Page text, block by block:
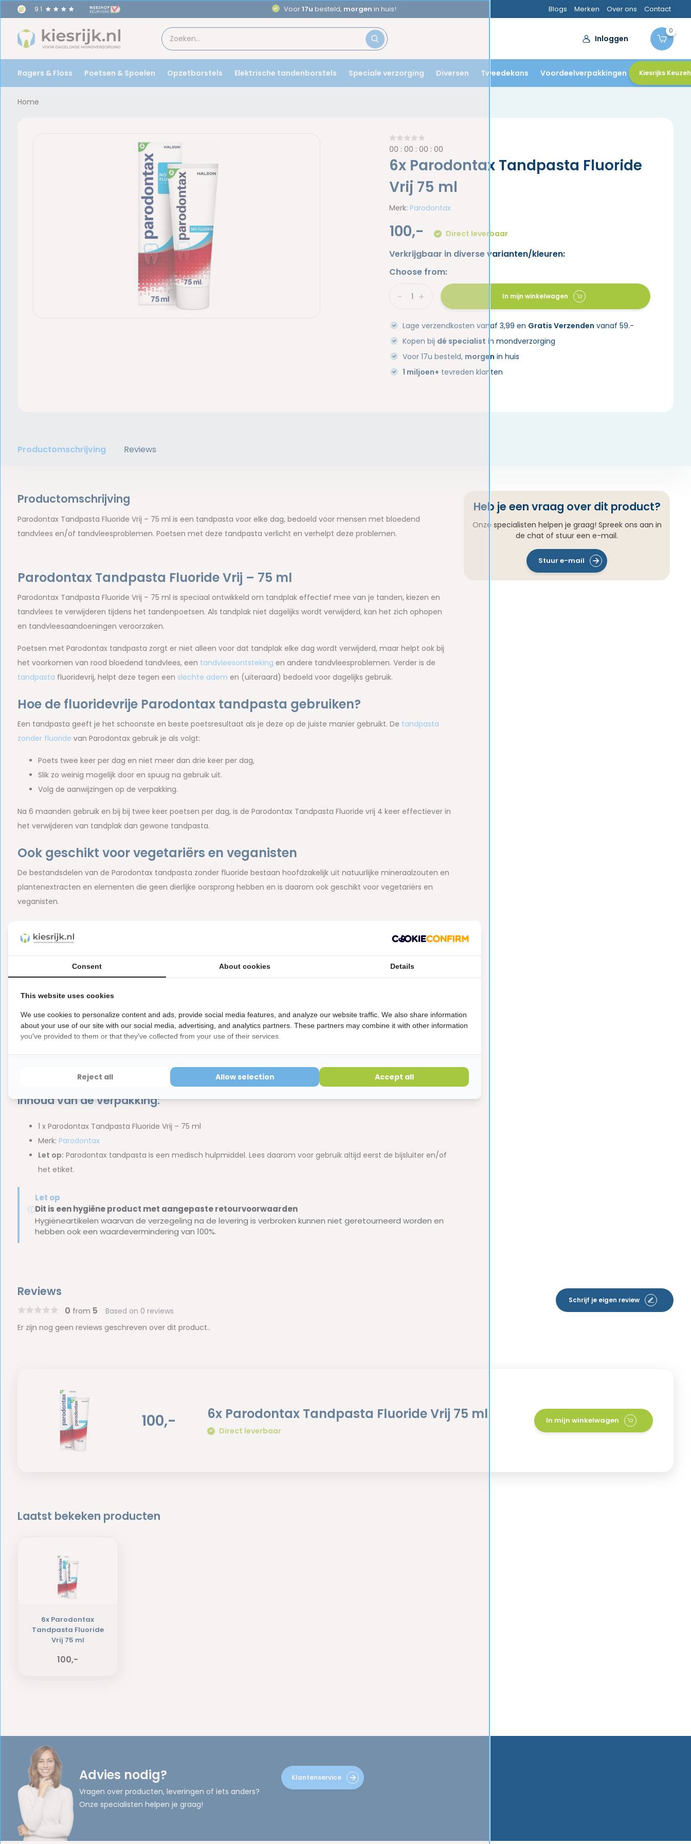
9.1 Voor17u besteld, morgen in huis! Blogs Merken Over ons Contact
Inloggen
0
Ragers & Floss Poetsen & Spoelen Opzetborstels Elektrische tandenborstels Speciale verzorging Diversen Tweedekans Voordeelverpakkingen Kiesrijks
Home
00 :00 :00 :00
6x Parodontax Tandpasta Fluoride
Vrij 75 ml
Merk: Parodontax
100,- Direct leverbaar
Verkrijgbaar in diverse varianten/kleuren:
Choose from:
+
- In mijn winkelwagen
Lage verzendkosten vanaf 3,99 en Gratis Verzenden vanaf 59.-
Kopen bij dé specialist in mondverzorging
Voor 17u besteld, morgen in huis
1 miljoen+ tevreden klanten
Productomschrijving Reviews
Productomschrijving
Parodontax Tandpasta Fluoride Vrij – 75 ml is een tandpasta voor elke dag, bedoeld voor mensen met bloedend
tandvlees en/of tandvleesproblemen. Poetsen met deze tandpasta verlicht en verhelpt deze problemen.
Parodontax Tandpasta Fluoride Vrij – 75 ml
Parodontax Tandpasta Fluoride Vrij – 75 ml is speciaal ontwikkeld om tandplak effectief mee van je tanden, kiezen en
tandvlees te verwijderen tijdens het tandenpoetsen. Als tandplak niet dagelijks wordt verwijderd, kan het zich ophopen
en tandvleesaandoeningen veroorzaken.
Poetsen met Parodontax tandpasta zorgt er niet alleen voor dat tandplak elke dag wordt verwijderd, maar helpt ook bij
het voorkomen van rood bloedend tandvlees, een tandvleesontsteking en andere tandvleesproblemen. Verder is de
tandpasta fluoridevrij, helpt deze tegen een slechte adem en (uiteraard) bedoeld voor dagelijks gebruik.
Hoe de fluoridevrije Parodontax tandpasta gebruiken?
Een tandpasta geeft je het schoonste en beste poetsresultaat als je deze op de juiste manier gebruikt. De tandpasta
zonder fluoride van Parodontax gebruik je als volgt:
Poets twee keer per dag en niet meer dan drie keer per dag,
Slik zo weinig mogelijk door en spuug na gebruik uit.
Volg de aanwijzingen op de verpakking.
Na 6 maanden gebruik en bij bij twee keer poetsen per dag, is de Parodontax Tandpasta Fluoride vrij 4 keer effectiever in
het verwijderen van tandplak dan gewone tandpasta.
Ook geschikt voor vegetariërs en veganisten
De bestandsdelen van de Parodontax tandpasta zonder fluoride bestaan hoofdzakelijk uit natuurlijke mineraalzouten en
plantenextracten en elementen die geen dierlijke oorsprong hebben en is daarom ook geschikt voor vegetariërs en
veganisten.
mondhygiënist.
gebruiken? Raadpleeg dan een tandarts of mondhygiënist. Deze kan je deskundig advies geven op basis van je
individuele tandheelkundige behoeften.
Ingrediënten van de Parodontax Tandpasta Fluoride Vrij
Cocamidopropyl Betaine, Aroma, Xanthan Gum, Sodium Saccharin, Cl 77491.
Inhoud van de verpakking:
1 x Parodontax Tandpasta Fluoride Vrij – 75 ml
Merk: Parodontax
Let op: Parodontax tandpasta is een medisch hulpmiddel. Lees daarom voor gebruik altijd eerst de bijsluiter en/of
het etiket.
ⓘ
Let op
Dit is een hygiëne product met aangepaste retourvoorwaarden
Hygiëneartikelen waarvan de verzegeling na de levering is verbroken kunnen niet geretourneerd worden en
hebben ook een waardevermindering van 100%.
Heb je een vraag over dit product?
Onze specialisten helpen je graag! Spreek ons aan in
de chat of stuur een e-mail.
Stuur e-mail
Reviews
0 from 5 Based on 0 reviews
Schrijf je eigen review
Er zijn nog geen reviews geschreven over dit product..
100,- 6x Parodontax Tandpasta Fluoride Vrij 75 ml
Direct leverbaar
In mijn winkelwagen
Laatst bekeken producten
6x Parodontax
Tandpasta Fluoride
Vrij 75 ml
100,-
Advies nodig?
Vragen over producten, leveringen of iets anders?
Onze specialisten helpen je graag!
Klantenservice
Consent About cookies Details
This website uses cookies
We use cookies to personalize content and ads, provide social media features, and analyze our website traffic. We also share information
about your use of our site with our social media, advertising, and analytics partners. These partners may combine it with other information
you've provided to them or that they've collected from your use of their services.
Reject all Allow selection Accept all